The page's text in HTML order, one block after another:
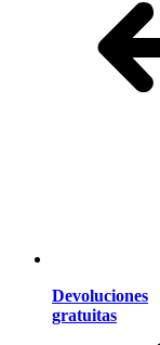
Devoluciones
gratuitas